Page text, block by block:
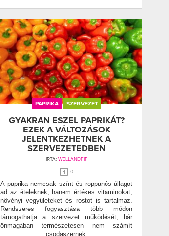
PAPRIKA SZERVEZET
GYAKRAN ESZEL PAPRIKÁT?
EZEK A VÁLTOZÁSOK
JELENTKEZHETNEK A
SZERVEZETEDBEN
ÍRTA: WELLANDFIT
0
A paprika nemcsak színt és roppanós állagot
ad az ételeknek, hanem értékes vitaminokat,
növényi vegyületeket és rostot is tartalmaz.
Rendszeres fogyasztása több módon
támogathatja a szervezet működését, bár
önmagában természetesen nem számít
csodaszernek.